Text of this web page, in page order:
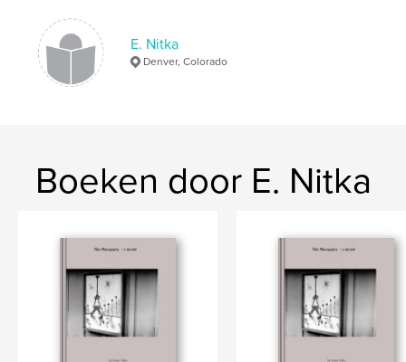
E. Nitka
Denver, Colorado
Boeken door E. Nitka